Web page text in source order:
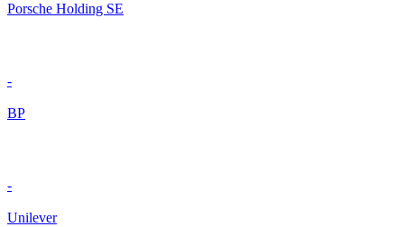
Porsche Holding SE
-
BP
-
Unilever